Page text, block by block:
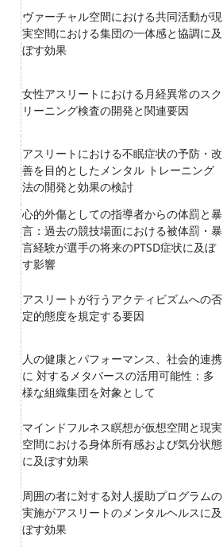
ヴァーチャル空間における共同活動が現
実空間における集団の一体感と協調に及
ぼす効果
女性アスリートにおける月経異常のスク
リーニング検査の開発と関連要因
アスリートにおける不眠症状の予防・改
善を目的としたメンタル トレーニング
法の開発と効果の検討
心的外傷としての指導者からの体罰と暴
言：過去の競技場面における被体罰・暴
言経験が選手の将来のPTSD症状に及ぼ
す影響
アスリートが行うアクティビズムへの否
定的態度を規定する要因
人の健康とパフォーマンス、社会的連携
に 対するメタバースの活用可能性：多
様な組織集団を対象として
マインドフルネス瞑想が仮想空間と現実
空間における身体所有感および気分状態
に及ぼす効果
周囲の者に対する対人援助プログラムの
実施がアスリートのメンタルヘルスに及
ぼす効果